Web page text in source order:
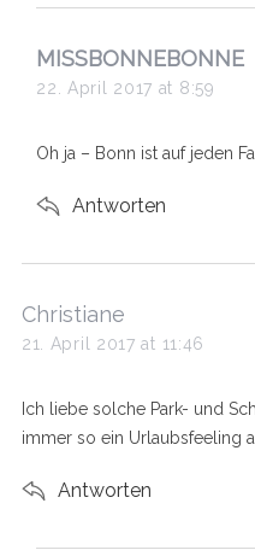
s
a
s
MISSBONNEBONNE
22. April 2017 at 8:59
Oh ja – Bonn ist auf jeden
Antworten
s
a
s
:
Christiane
21. April 2017 at 11:46
Ich liebe solche Park- und
immer so ein Urlaubsfeeling
Antworten